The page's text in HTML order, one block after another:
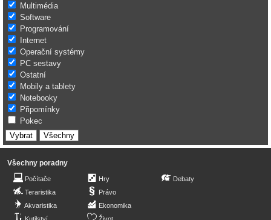
Multimédia
Software
Programování
Internet
Operační systémy
PC sestavy
Ostatní
Mobily a tablety
Notebooky
Připomínky
Pokec
Všechny poradny
Počítače
Teraristika
Akvaristika
Hry
Právo
Ekonomika
Debaty